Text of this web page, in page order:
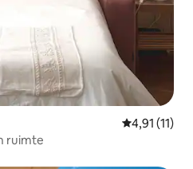
Gemiddelde
4,91 (11)
ruimte